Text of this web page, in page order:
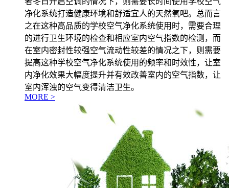
净化系统打造健康环境和舒适宜人的天然氧吧。总而言
之在这种高品质的学校空气净化系统使用时，需要合理
的进行卫生环境的检查和相应室内空气指数的检测，而
在室内密封性较强空气流动性较差的情况之下，则需要
提高这种学校空气净化系统使用的频率和时效性，让室
内净化效果大幅度提升并有效改善室内的空气指数，让
室内浑浊的空气变得清洁卫生。
MORE >